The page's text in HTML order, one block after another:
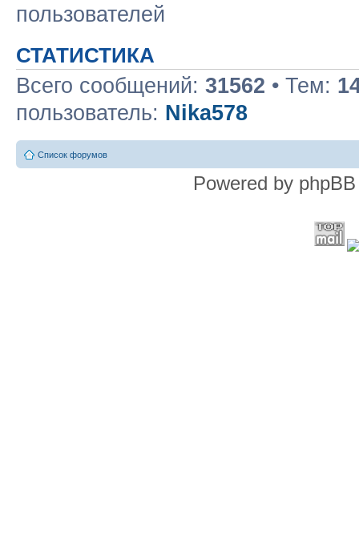
пользователей
СТАТИСТИКА
Всего сообщений: 31562 • Тем:
пользователь: Nika578
Список форумов
Powered by